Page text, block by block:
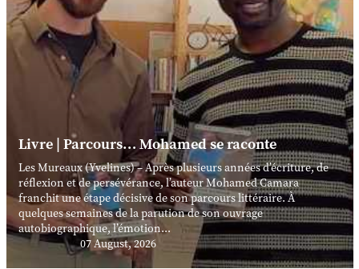
Livre | Parcours… Mohamed se raconte
Les Mureaux (Yvelines) – Après plusieurs années d’écriture, de
réflexion et de persévérance, l’auteur Mohamed Camara
franchit une étape décisive de son parcours littéraire. À
quelques semaines de la parution de son ouvrage
autobiographique, l’émotion...
07 August, 2026